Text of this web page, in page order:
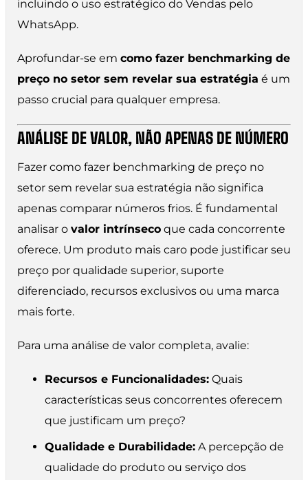
incluindo o uso estratégico do Vendas pelo
WhatsApp.
Aprofundar-se em como fazer benchmarking de
preço no setor sem revelar sua estratégia é um
passo crucial para qualquer empresa.
ANÁLISE DE VALOR, NÃO APENAS DE NÚMERO
Fazer como fazer benchmarking de preço no
setor sem revelar sua estratégia não significa
apenas comparar números frios. É fundamental
analisar o valor intrínseco que cada concorrente
oferece. Um produto mais caro pode justificar seu
preço por qualidade superior, suporte
diferenciado, recursos exclusivos ou uma marca
mais forte.
Para uma análise de valor completa, avalie:
Recursos e Funcionalidades: Quais
características seus concorrentes oferecem
que justificam um preço?
Qualidade e Durabilidade: A percepção de
qualidade do produto ou serviço dos